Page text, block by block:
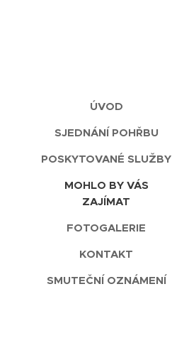
ÚVOD
SJEDNÁNÍ POHŘBU
POSKYTOVANÉ SLUŽBY
MOHLO BY VÁS
ZAJÍMAT
FOTOGALERIE
KONTAKT
SMUTEČNÍ OZNÁMENÍ